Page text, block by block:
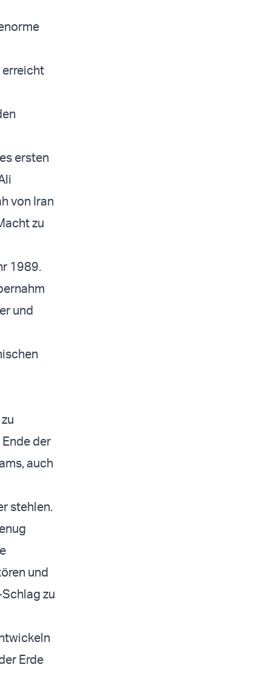
erreicht
ersten
von Iran
zu
1989.
und
der
auch
stehlen.
und
zu
Erde